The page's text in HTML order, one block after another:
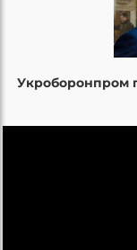
Укроборонпром